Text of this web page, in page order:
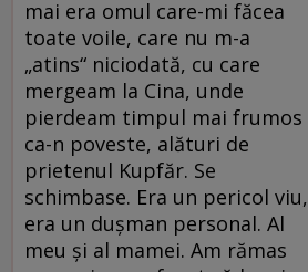
mai era omul care-mi făcea
toate voile, care nu m-a
„atins“ niciodată, cu care
mergeam la Cina, unde
pierdeam timpul mai frumos
ca-n poveste, alături de
prietenul Kupfăr. Se
schimbase. Era un pericol viu,
era un duşman personal. Al
meu şi al mamei. Am rămas